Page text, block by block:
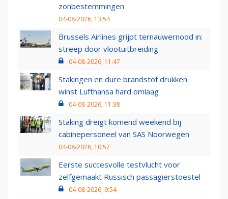
zonbestemmingen
04-08-2026, 13:54
Brussels Airlines grijpt ternauwernood in:
streep door vlootuitbreiding
04-08-2026, 11:47
Stakingen en dure brandstof drukken
winst Lufthansa hard omlaag
04-08-2026, 11:38
Staking dreigt komend weekend bij
cabinepersoneel van SAS Noorwegen
04-08-2026, 10:57
Eerste succesvolle testvlucht voor
zelfgemaakt Russisch passagierstoestel
04-08-2026, 9:54